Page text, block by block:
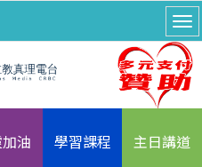
油 學習課程 主日講道